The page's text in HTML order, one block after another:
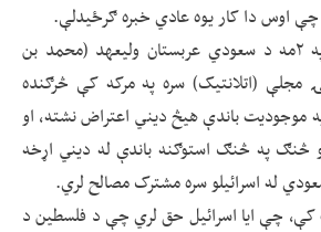
چې اوس دا کار یوه عادي خبره ګرځیدلې.
د تېرې اپریل میاشت په ۲مه د سعودي عربستان ولیعهد (محمد بن
مجلې (اتلانتیک) سره په مرکه کې څرګنده
موجودیت باندې هیڅ دیني اعتراض نشته، او
څنګ په څنګ استوګنه باندې له دیني اړخه
له اسرائیلو سره مشترک مصالح لري.
چې ایا اسرائیل حق لري چې د فلسطین د